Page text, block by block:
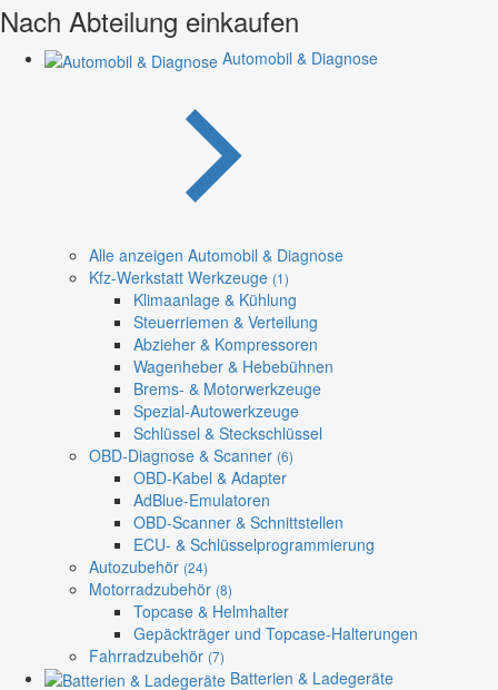
Nach Abteilung einkaufen
Automobil & Diagnose
Alle anzeigen Automobil & Diagnose
Kfz-Werkstatt Werkzeuge (1)
Klimaanlage & Kühlung
Steuerriemen & Verteilung
Abzieher & Kompressoren
Wagenheber & Hebebühnen
Brems- & Motorwerkzeuge
Spezial-Autowerkzeuge
Schlüssel & Steckschlüssel
OBD-Diagnose & Scanner (6)
OBD-Kabel & Adapter
AdBlue-Emulatoren
OBD-Scanner & Schnittstellen
ECU- & Schlüsselprogrammierung
Autozubehör (24)
Motorradzubehör (8)
Topcase & Helmhalter
Gepäckträger und Topcase-Halterungen
Fahrradzubehör (7)
Batterien & Ladegeräte